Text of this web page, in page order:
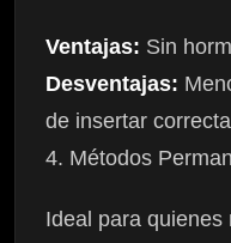
Ventajas: Sin
Desventajas:
de insertar
4. Métodos
Ideal para